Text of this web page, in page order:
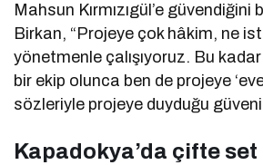
Mahsun Kırmızıgül’e güvendiğini
Birkan, “Projeye çok hâkim, ne
yönetmenle çalışıyoruz. Bu
bir ekip olunca ben de projeye
sözleriyle projeye duyduğu
Kapadokya’da çifte set